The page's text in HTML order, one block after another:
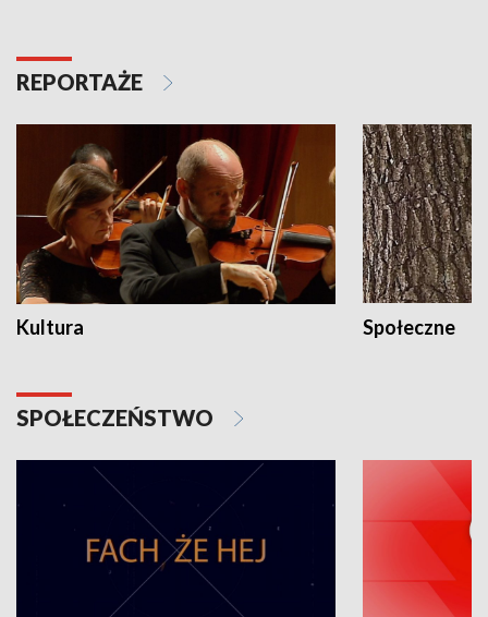
REPORTAŻE
Kultura Społeczne
SPOŁECZEŃSTWO